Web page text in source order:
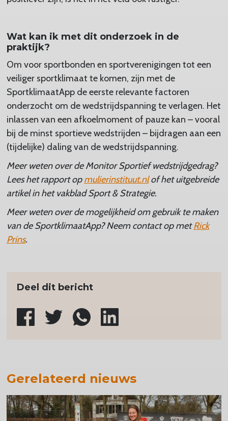
Wat kan ik met dit onderzoek in de
praktijk?
Om voor sportbonden en sportverenigingen tot een
veiliger sportklimaat te komen, zijn met de
SportklimaatApp de eerste relevante factoren
onderzocht om de wedstrijdspanning te verlagen. Het
inlassen van een afkoelmoment of pauze kan – vooral
bij de minst sportieve wedstrijden – bijdragen aan een
(tijdelijke) daling van de wedstrijdspanning.
Meer weten over de Monitor Sportief wedstrijdgedrag?
Lees het rapport opmulierinstituut.nlof het uitgebreide
artikel in het vakblad Sport & Strategie.
Meer weten over de mogelijkheid om gebruik te maken
van de SportklimaatApp? Neem contact op metRick
Prins.
Deel dit bericht
Gerelateerd nieuws